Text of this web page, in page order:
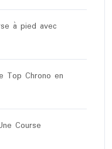
à pied avec
Top Chrono en
Course